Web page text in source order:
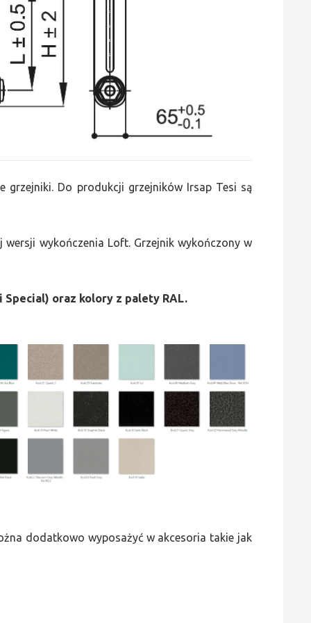
grzejniki. Do produkcji grzejników Irsap Tesi są
wykończenia Loft. Grzejnik wykończony w
oraz kolory z palety RAL.
dodatkowo wyposażyć w akcesoria takie jak